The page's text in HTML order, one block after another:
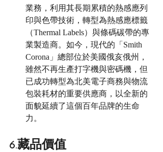
業務，利用其長期累積的熱感應列
印與色帶技術，轉型為熱感應標籤
（Thermal Labels）與條碼碳帶的專
業製造商。如今，現代的「Smith
Corona」總部位於美國俄亥俄州，
雖然不再生產打字機與密碼機，但
已成功轉型為北美電子商務與物流
包裝耗材的重要供應商，以全新的
面貌延續了這個百年品牌的生命
力。
6.藏品價值